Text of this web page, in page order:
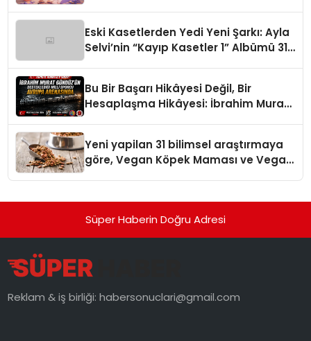
Eski Kasetlerden Yedi Yeni Şarkı: Ayla
Selvi’nin “Kayıp Kasetler 1” Albümü 31
Bu Bir Başarı Hikâyesi Değil, Bir
Hesaplaşma Hikâyesi: İbrahim Murat
Yeni yapilan 31 bilimsel araştırmaya
göre, Vegan Köpek Maması ve Vegan
Süper Haberin Doğru Adresi
Reklam & iş birliği:habersonuclari@gmail.com